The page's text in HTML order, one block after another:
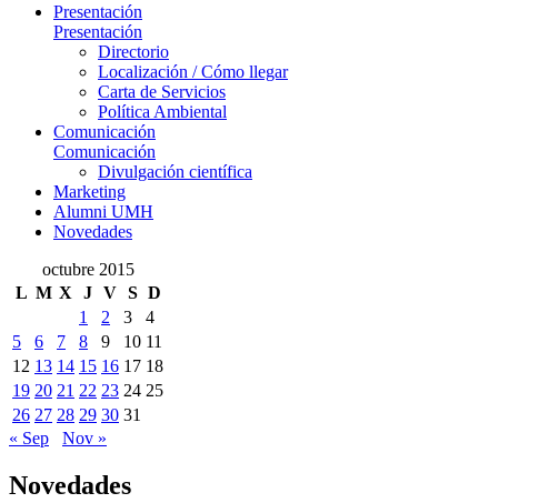
Presentación
Presentación
Directorio
Localización / Cómo llegar
Carta de Servicios
Política Ambiental
Comunicación
Comunicación
Divulgación científica
Marketing
Alumni UMH
Novedades
octubre 2015
L M X J V S D
1
2 3
4
5
6 7 8 9 10 11
12 13 14 15 16 17 18
19 20 21 22 23 24 25
26 27 28 29 30 31
« Sep
Nov »
Novedades